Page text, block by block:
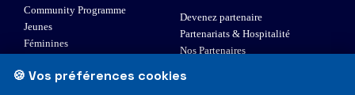
Community Programme
Jeunes
Féminines
Elite 1
Devenez partenaire
Partenariats & Hospitalité
Nos Partenaires
🍪 Vos préférences cookies